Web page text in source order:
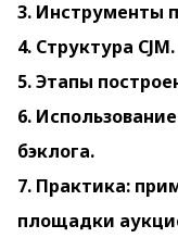
3. Инструменты
4. Структура CJM.
5. Этапы
6.
бэклога.
7. Практика:
площадки